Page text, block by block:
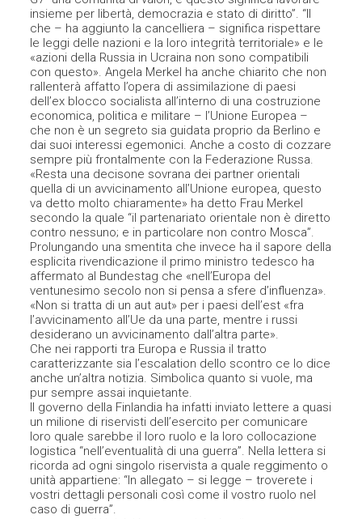
insieme per libertà, democrazia e stato di diritto”. “Il
che – ha aggiunto la cancelliera – significa rispettare
le leggi delle nazioni e la loro integrità territoriale» e le
«azioni della Russia in Ucraina non sono compatibili
con questo». Angela Merkel ha anche chiarito che non
rallenterà affatto l’opera di assimilazione di paesi
dell’ex blocco socialista all’interno di una costruzione
economica, politica e militare – l’Unione Europea –
che non è un segreto sia guidata proprio da Berlino e
dai suoi interessi egemonici. Anche a costo di cozzare
sempre più frontalmente con la Federazione Russa.
«Resta una decisone sovrana dei partner orientali
quella di un avvicinamento all’Unione europea, questo
va detto molto chiaramente» ha detto Frau Merkel
secondo la quale “il partenariato orientale non è diretto
contro nessuno; e in particolare non contro Mosca”.
Prolungando una smentita che invece ha il sapore della
esplicita rivendicazione il primo ministro tedesco ha
affermato al Bundestag che «nell’Europa del
ventunesimo secolo non si pensa a sfere d’influenza».
«Non si tratta di un aut aut» per i paesi dell’est «fra
l’avvicinamento all’Ue da una parte, mentre i russi
desiderano un avvicinamento dall’altra parte».
Che nei rapporti tra Europa e Russia il tratto
caratterizzante sia l’escalation dello scontro ce lo dice
anche un’altra notizia. Simbolica quanto si vuole, ma
pur sempre assai inquietante.
Il governo della Finlandia ha infatti inviato lettere a quasi
un milione di riservisti dell’esercito per comunicare
loro quale sarebbe il loro ruolo e la loro collocazione
logistica “nell’eventualità di una guerra”. Nella lettera si
ricorda ad ogni singolo riservista a quale reggimento o
unità appartiene: “In allegato – si legge – troverete i
vostri dettagli personali così come il vostro ruolo nel
caso di guerra”.